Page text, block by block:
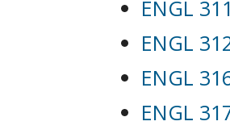
ENGL
ENGL
ENGL
ENGL